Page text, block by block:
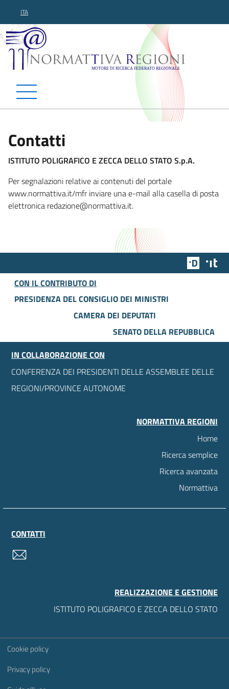
ITA
Normattiva Regioni -
Contatti
ISTITUTO POLIGRAFICO E ZECCA DELLO STATO S.p.A.
Per segnalazioni relative ai contenuti del portale
www.normattiva.it/mfr inviare una e-mail alla casella di posta
elettronica redazione@normattiva.it.
Team
CON IL CONTRIBUTO DI
PRESIDENZA DEL CONSIGLIO DEI MINISTRI
CAMERA DEI DEPUTATI
SENATO DELLA REPUBBLICA
IN COLLABORAZIONE CON
CONFERENZA DEI PRESIDENTI DELLE ASSEMBLEE DELLE
REGIONI/PROVINCE AUTONOME
NORMATTIVA REGIONI
Home
Ricerca semplice
Ricerca avanzata
Normattiva
CONTATTI
REALIZZAZIONE E GESTIONE
ISTITUTO POLIGRAFICO E ZECCA DELLO STATO
Sezione Link Utili
Cookie policy
Privacy policy